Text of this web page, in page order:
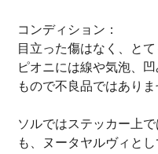
コンディション：
目立った傷はなく、とて
ピオニには線や気泡、
もので不良品ではありま
ソルではステッカー上
も、ヌータヤルヴィと